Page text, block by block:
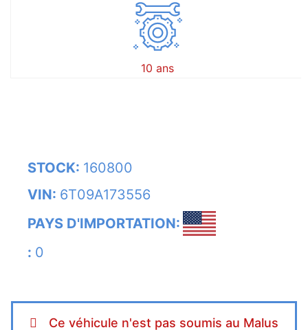
10 ans
STOCK: 160800
VIN: 6T09A173556
PAYS D'IMPORTATION:
: 0
Ce véhicule n'est pas soumis au Malus